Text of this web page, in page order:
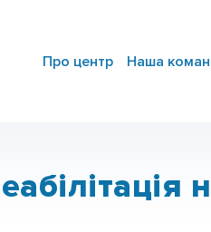
Про центр Наша